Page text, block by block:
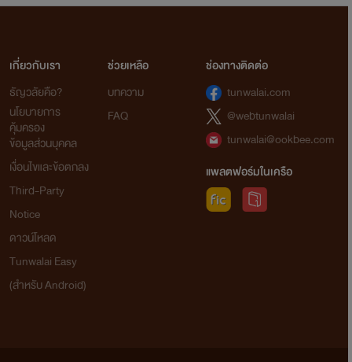
เกี่ยวกับเรา
ธัญวลัยคือ?
นโยบายการ
คุ้มครอง
ข้อมูลส่วนบุคคล
เงื่อนไขและข้อตกลง
Third-Party
Notice
ดาวน์โหลด
Tunwalai Easy
(สำหรับ Android)
ช่วยเหลือ
บทความ
FAQ
ช่องทางติดต่อ
tunwalai.com
@webtunwalai
tunwalai@ookbee.com
แพลตฟอร์มในเครือ